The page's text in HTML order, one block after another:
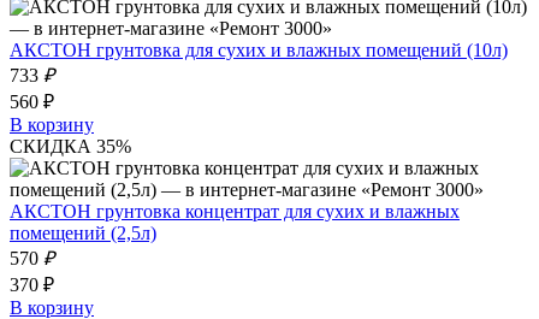
АКСТОН грунтовка для сухих и влажных помещений (10л)
733 ₽
560 ₽
В корзину
СКИДКА 35%
АКСТОН грунтовка концентрат для сухих и влажных
помещений (2,5л)
570 ₽
370 ₽
В корзину